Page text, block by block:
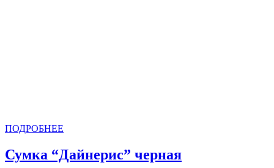
ПОДРОБНЕЕ
Сумка “Дайнерис” черная